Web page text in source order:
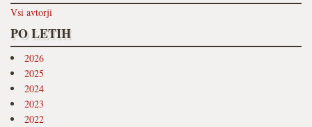
Vsi avtorji
PO LETIH
2026
2025
2024
2023
2022